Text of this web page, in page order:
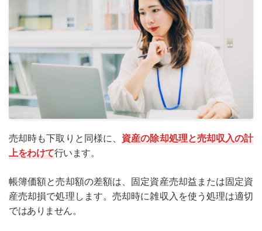
売却時も下取りと同様に、資産の除却処理と売却収入の計
上をわけて行います。
帳簿価額と売却額の差額は、固定資産売却益または固定資
産売却損で処理します。売却時に雑収入を使う処理は適切
ではありません。